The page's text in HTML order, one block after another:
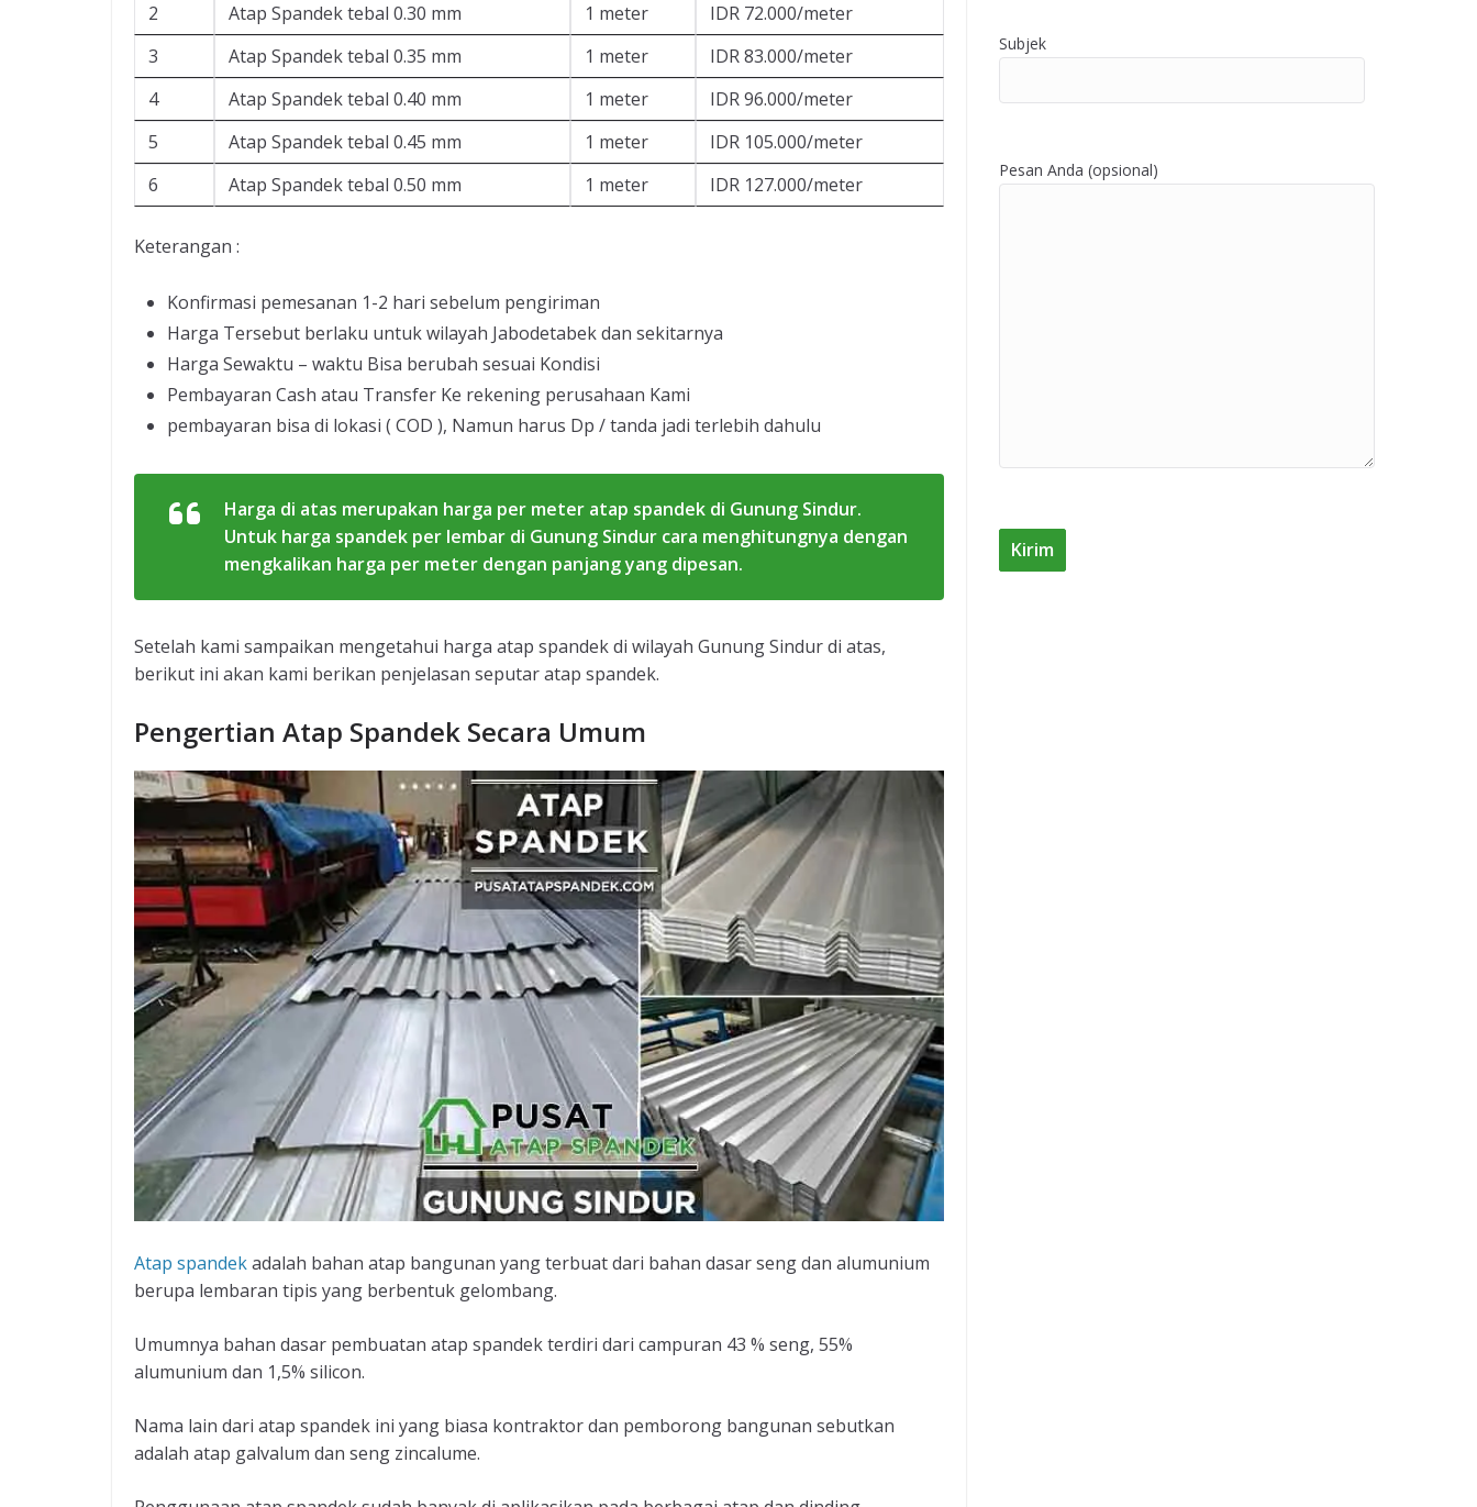
2
Atap Spandek tebal 0.30 mm 1 meter
IDR 72.000/meter
3
Atap Spandek tebal 0.35 mm 1 meter
IDR 83.000/meter
4
Atap Spandek tebal 0.40 mm 1 meter
IDR 96.000/meter
5
Atap Spandek tebal 0.45 mm 1 meter
IDR 105.000/meter
6
Atap Spandek tebal 0.50 mm 1 meter IDR 127.000/meter
Keterangan :
Konfirmasi pemesanan 1-2 hari sebelum pengiriman
Harga Tersebut berlaku untuk wilayah Jabodetabek dan sekitarnya
Harga Sewaktu – waktu Bisa berubah sesuai Kondisi
Pembayaran Cash atau Transfer Ke rekening perusahaan Kami
pembayaran bisa di lokasi ( COD ), Namun harus Dp / tanda jadi terlebih dahulu
Harga di atas merupakan harga per meter atap spandek di Gunung Sindur.
Untuk harga spandek per lembar di Gunung Sindur cara menghitungnya dengan
mengkalikan harga per meter dengan panjang yang dipesan.
Setelah kami sampaikan mengetahui harga atap spandek di wilayah Gunung Sindur di atas,
berikut ini akan kami berikan penjelasan seputar atap spandek.
Pengertian Atap Spandek Secara Umum
Atap spandekadalah bahan atap bangunan yang terbuat dari bahan dasar seng dan alumunium
berupa lembaran tipis yang berbentuk gelombang.
Umumnya bahan dasar pembuatan atap spandek terdiri dari campuran 43 % seng, 55%
alumunium dan 1,5% silicon.
Nama lain dari atap spandek ini yang biasa kontraktor dan pemborong bangunan sebutkan
adalah atap galvalum dan seng zincalume.
Subjek
Pesan Anda (opsional)